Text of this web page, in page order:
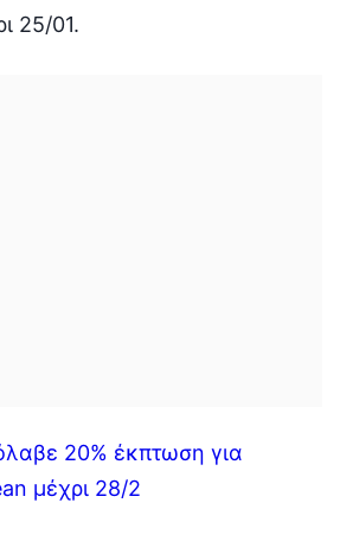
25/01.
20% έκπτωση για
μέχρι 28/2